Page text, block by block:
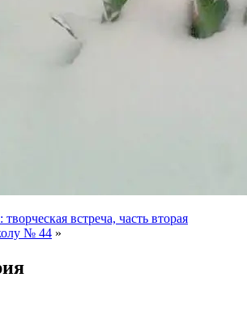
встреча, часть вторая
№ 44 »